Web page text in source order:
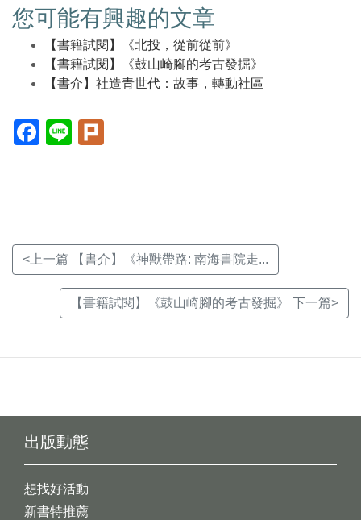
您可能有興趣的文章
【書籍試閱】《北投，從前從前》
【書籍試閱】《鼓山崎腳的考古發掘》
【書介】社造青世代：故事，轉動社區
Facebook(另
開
Line(另
開
<上一篇 【書介】《神獸帶路: 南海書院走...
【書籍試閱】《鼓山崎腳的考古發掘》 下一篇>
出版動態
想找好活動
新書特推薦